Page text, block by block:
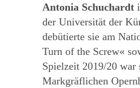
Antonia Schuchardt
der Universität der
debütierte sie am
Turn of the Screw«
Spielzeit 2019/20
Markgräflichen